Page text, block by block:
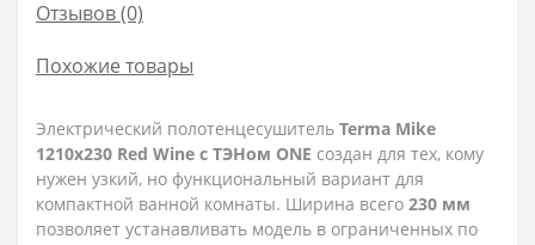
Отзывов (0)
Похожие товары
Электрический полотенцесушитель Terma Mike
1210x230 Red Wine с ТЭНом ONE создан для тех, кому
нужен узкий, но функциональный вариант для
компактной ванной комнаты. Ширина всего 230 мм
позволяет устанавливать модель в ограниченных по